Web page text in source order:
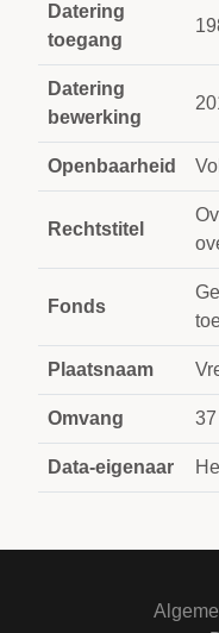
Datering
toegang
Datering
bewerking
Openbaarheid
Rechtstitel
Fonds
Plaatsnaam
Omvang
Data-eigenaar